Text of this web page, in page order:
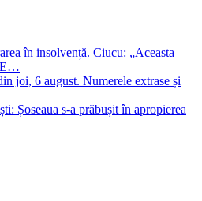
în insolvență. Ciucu: „Aceasta
E…
joi, 6 august. Numerele extrase și
Șoseaua s-a prăbușit în apropierea